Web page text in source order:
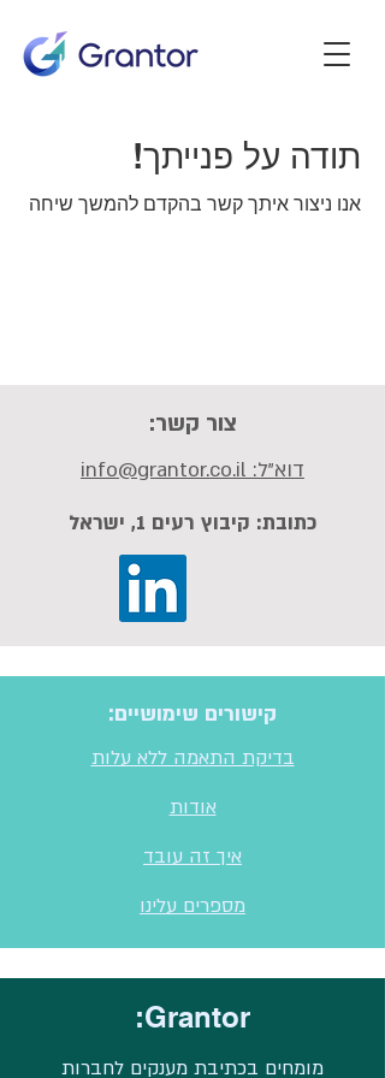
תודה על פנייתך!
אנו ניצור איתך קשר בהקדם להמשך שיחה
צור קשר:
דוא"ל: info@grantor.co.il
כתובת: קיבוץ רעים 1, ישראל
קישורים שימושיים:
בדיקת התאמה ללא עלות
אודות
איך זה עובד
מספרים עלינו
Grantor:
מומחים בכתיבת מענקים לחברות